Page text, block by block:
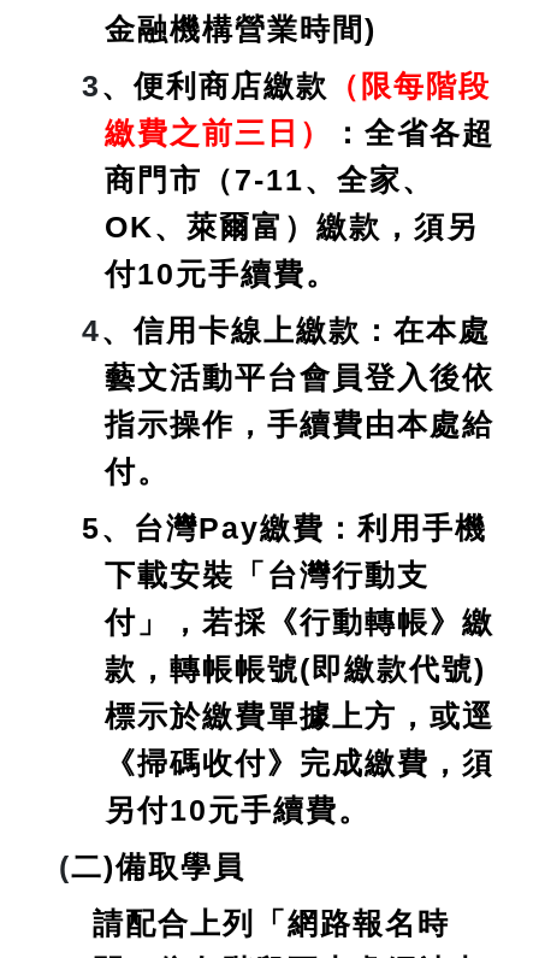
金融機構營業時間)
3、便利商店繳款
（限每階段
繳費之前三日）
：全省各超
商門市（7-11、全家、
OK、萊爾富）繳款，須另
付10元手續費。
4、信用卡線上繳款：在本處
藝文活動平台會員登入後依
指示操作，手續費由本處給
付。
5、台灣Pay繳費：利用手機
下載安裝「台灣行動支
付」，若採《行動轉帳》繳
款，轉帳帳號(即繳款代號)
標示於繳費單據上方，或逕
《掃碼收付》完成繳費，須
另付10元手續費。
(二)備取學員
請配合上列「網路報名時